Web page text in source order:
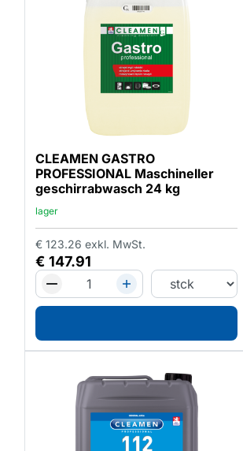
CLEAMEN GASTRO
PROFESSIONAL Maschineller
geschirrabwasch 24 kg
lager
€ 147.91
€ 123.26 exkl. MwSt.